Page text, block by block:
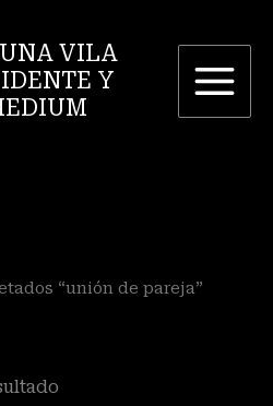
VILA
Y
“unión de pareja”